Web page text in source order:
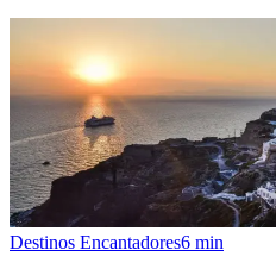
Destinos Encantadores6 min